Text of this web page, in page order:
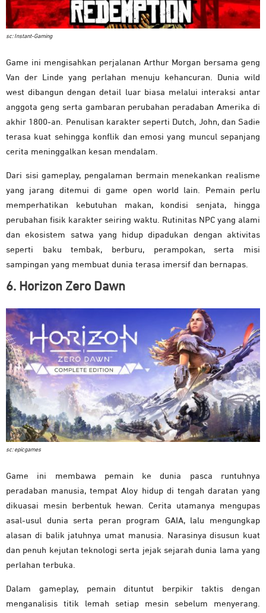
sc: Instant-Gaming
Game ini mengisahkan perjalanan Arthur Morgan bersama geng
Van der Linde yang perlahan menuju kehancuran. Dunia wild
west dibangun dengan detail luar biasa melalui interaksi antar
anggota geng serta gambaran perubahan peradaban Amerika di
akhir 1800-an. Penulisan karakter seperti Dutch, John, dan Sadie
terasa kuat sehingga konflik dan emosi yang muncul sepanjang
cerita meninggalkan kesan mendalam.
Dari sisi gameplay, pengalaman bermain menekankan realisme
yang jarang ditemui di game open world lain. Pemain perlu
memperhatikan kebutuhan makan, kondisi senjata, hingga
perubahan fisik karakter seiring waktu. Rutinitas NPC yang alami
dan ekosistem satwa yang hidup dipadukan dengan aktivitas
seperti baku tembak, berburu, perampokan, serta misi
sampingan yang membuat dunia terasa imersif dan bernapas.
6. Horizon Zero Dawn
sc: epicgames
Game ini membawa pemain ke dunia pasca runtuhnya
peradaban manusia, tempat Aloy hidup di tengah daratan yang
dikuasai mesin berbentuk hewan. Cerita utamanya mengupas
asal-usul dunia serta peran program GAIA, lalu mengungkap
alasan di balik jatuhnya umat manusia. Narasinya disusun kuat
dan penuh kejutan teknologi serta jejak sejarah dunia lama yang
perlahan terbuka.
Dalam gameplay, pemain dituntut berpikir taktis dengan
menganalisis titik lemah setiap mesin sebelum menyerang.